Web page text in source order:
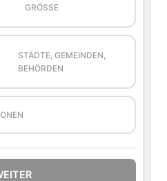
GRÖSSE
STÄDTE, GEMEINDEN,
BEHÖRDEN